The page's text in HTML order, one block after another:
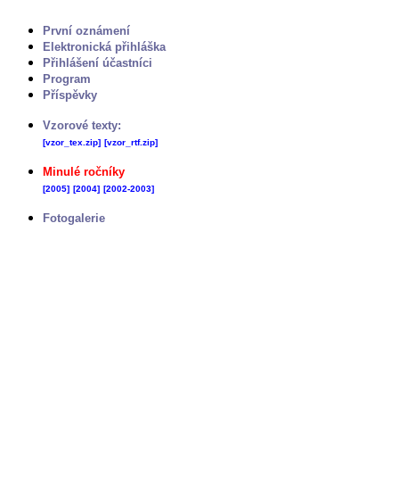
První oznámení
Elektronická přihláška
Přihlášení účastníci
Program
Příspěvky
Vzorové texty:
[vzor_tex.zip] [vzor_rtf.zip]
Minulé ročníky
[2005] [2004] [2002-2003]
Fotogalerie